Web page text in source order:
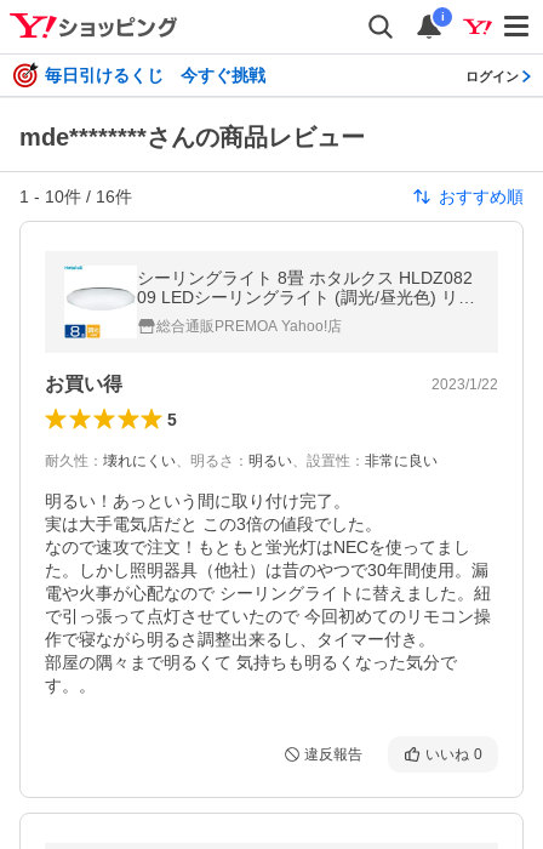
i
毎日引けるくじ 今すぐ挑戦 ログイン
mde********さんの商品レビュー
1 - 10件 / 16件 おすすめ順
シーリングライト 8畳 ホタルクス HLDZ082
09 LEDシーリングライト (調光/昼光色) リモ
コン有
総合通販PREMOA Yahoo!店
お買い得 2023/1/22
5
耐久性 ： 壊れにくい、 明るさ ： 明るい、 設置性 ： 非常に良い
明るい！あっという間に取り付け完了。
実は大手電気店だと この3倍の値段でした。
なので速攻で注文！もともと蛍光灯はNECを使ってまし
た。しかし照明器具（他社）は昔のやつで30年間使用。漏
電や火事が心配なので シーリングライトに替えました。紐
で引っ張って点灯させていたので 今回初めてのリモコン操
作で寝ながら明るさ調整出来るし、タイマー付き。
部屋の隅々まで明るくて 気持ちも明るくなった気分で
す。。
違反報告 いいね 0